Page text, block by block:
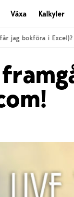
Växa Kalkyler
bokföra i Excel)?